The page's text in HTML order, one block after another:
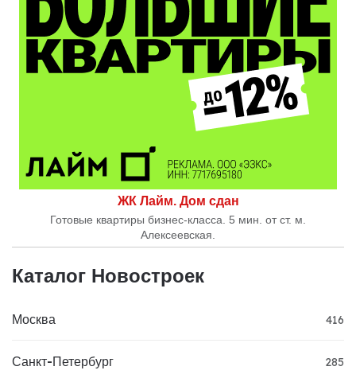
ЖК Лайм. Дом сдан
Готовые квартиры бизнес-класса. 5 мин. от ст. м.
Алексеевская.
Каталог Новостроек
Москва 416
Санкт-Петербург 285